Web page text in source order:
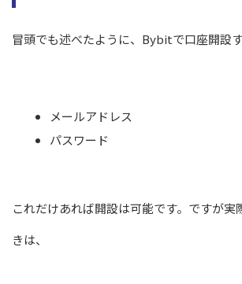
冒頭でも述べたように、Bybitで口座開設す
メールアドレス
パスワード
これだけあれば開設は可能です。ですが実
きは、